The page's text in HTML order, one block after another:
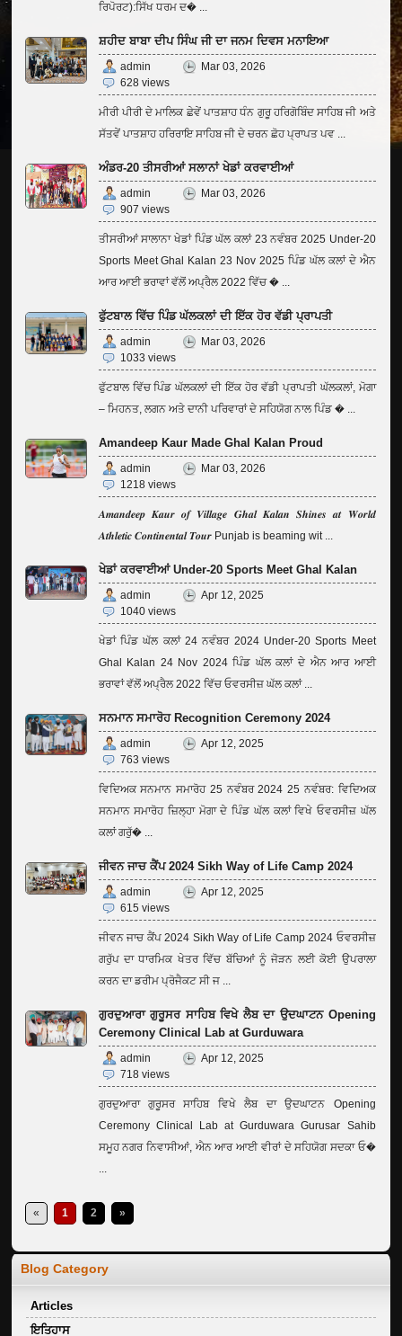
ਰਿਪੋਰਟ):ਸਿੱਖ ਧਰਮ ਦ� ...
ਸ਼ਹੀਦ ਬਾਬਾ ਦੀਪ ਸਿੰਘ ਜੀ ਦਾ ਜਨਮ ਦਿਵਸ ਮਨਾਇਆ
admin
Mar 03, 2026
628 views
ਮੀਰੀ ਪੀਰੀ ਦੇ ਮਾਲਿਕ ਛੇਵੇਂ ਪਾਤਸ਼ਾਹ ਧੰਨ ਗੁਰੂ ਹਰਿਗੋਬਿੰਦ ਸਾਹਿਬ ਜੀ ਅਤੇ
ਸੱਤਵੇਂ ਪਾਤਸ਼ਾਹ ਹਰਿਰਾਇ ਸਾਹਿਬ ਜੀ ਦੇ ਚਰਨ ਛੋਹ ਪ੍ਰਾਪਤ ਪਵ ...
ਅੰਡਰ-20 ਤੀਸਰੀਆਂ ਸਲਾਨਾਂ ਖੇਡਾਂ ਕਰਵਾਈਆਂ
admin
Mar 03, 2026
907 views
ਤੀਸਰੀਆਂ ਸਾਲਾਨਾ ਖੇਡਾਂ ਪਿੰਡ ਘੱਲ ਕਲਾਂ 23 ਨਵੰਬਰ 2025 Under-20
Sports Meet Ghal Kalan 23 Nov 2025 ਪਿੰਡ ਘੱਲ ਕਲਾਂ ਦੇ ਐਨ
ਆਰ ਆਈ ਭਰਾਵਾਂ ਵੱਲੋਂ ਅਪ੍ਰੈਲ 2022 ਵਿੱਚ � ...
ਫੁੱਟਬਾਲ ਵਿੱਚ ਪਿੰਡ ਘੱਲਕਲਾਂ ਦੀ ਇੱਕ ਹੋਰ ਵੱਡੀ ਪ੍ਰਾਪਤੀ
admin
Mar 03, 2026
1033 views
ਫੁੱਟਬਾਲ ਵਿੱਚ ਪਿੰਡ ਘੱਲਕਲਾਂ ਦੀ ਇੱਕ ਹੋਰ ਵੱਡੀ ਪ੍ਰਾਪਤੀ ਘੱਲਕਲਾਂ, ਮੋਗਾ
– ਮਿਹਨਤ, ਲਗਨ ਅਤੇ ਦਾਨੀ ਪਰਿਵਾਰਾਂ ਦੇ ਸਹਿਯੋਗ ਨਾਲ ਪਿੰਡ � ...
Amandeep Kaur Made Ghal Kalan Proud
admin
Mar 03, 2026
1218 views
𝑨𝒎𝒂𝒏𝒅𝒆𝒆𝒑 𝑲𝒂𝒖𝒓 𝒐𝒇 𝑽𝒊𝒍𝒍𝒂𝒈𝒆 𝑮𝒉𝒂𝒍 𝑲𝒂𝒍𝒂𝒏 𝑺𝒉𝒊𝒏𝒆𝒔 𝒂𝒕 𝑾𝒐𝒓𝒍𝒅
𝑨𝒕𝒉𝒍𝒆𝒕𝒊𝒄 𝑪𝒐𝒏𝒕𝒊𝒏𝒆𝒏𝒕𝒂𝒍 𝑻𝒐𝒖𝒓 Punjab is beaming wit ...
ਖੇਡਾਂ ਕਰਵਾਈਆਂ Under-20 Sports Meet Ghal Kalan
admin
Apr 12, 2025
1040 views
ਖੇਡਾਂ ਪਿੰਡ ਘੱਲ ਕਲਾਂ 24 ਨਵੰਬਰ 2024 Under-20 Sports Meet
Ghal Kalan 24 Nov 2024 ਪਿੰਡ ਘੱਲ ਕਲਾਂ ਦੇ ਐਨ ਆਰ ਆਈ
ਭਰਾਵਾਂ ਵੱਲੋਂ ਅਪ੍ਰੈਲ 2022 ਵਿੱਚ ਓਵਰਸੀਜ਼ ਘੱਲ ਕਲਾਂ ...
ਸਨਮਾਨ ਸਮਾਰੋਹ Recognition Ceremony 2024
admin
Apr 12, 2025
763 views
ਵਿਦਿਅਕ ਸਨਮਾਨ ਸਮਾਰੋਹ 25 ਨਵੰਬਰ 2024 25 ਨਵੰਬਰ: ਵਿਦਿਅਕ
ਸਨਮਾਨ ਸਮਾਰੋਹ ਜ਼ਿਲ੍ਹਾ ਮੋਗਾ ਦੇ ਪਿੰਡ ਘੱਲ ਕਲਾਂ ਵਿਖੇ ਓਵਰਸੀਜ਼ ਘੱਲ
ਕਲਾਂ ਗਰੁੱ� ...
ਜੀਵਨ ਜਾਚ ਕੈਂਪ 2024 Sikh Way of Life Camp 2024
admin
Apr 12, 2025
615 views
ਜੀਵਨ ਜਾਚ ਕੈਂਪ 2024 Sikh Way of Life Camp 2024 ਓਵਰਸੀਜ਼
ਗਰੁੱਪ ਦਾ ਧਾਰਮਿਕ ਖੇਤਰ ਵਿੱਚ ਬੱਚਿਆਂ ਨੂੰ ਜੋੜਨ ਲਈ ਕੋਈ ਉਪਰਾਲਾ
ਕਰਨ ਦਾ ਡਰੀਮ ਪ੍ਰੋਜੈਕਟ ਸੀ ਜ ...
ਗੁਰਦੁਆਰਾ ਗੁਰੂਸਰ ਸਾਹਿਬ ਵਿਖੇ ਲੈਬ ਦਾ ਉਦਘਾਟਨ Opening
Ceremony Clinical Lab at Gurduwara
admin
Apr 12, 2025
718 views
ਗੁਰਦੁਆਰਾ ਗੁਰੂਸਰ ਸਾਹਿਬ ਵਿਖੇ ਲੈਬ ਦਾ ਉਦਘਾਟਨ Opening
Ceremony Clinical Lab at Gurduwara Gurusar Sahib
ਸਮੂਹ ਨਗਰ ਨਿਵਾਸੀਆਂ, ਐਨ ਆਰ ਆਈ ਵੀਰਾਂ ਦੇ ਸਹਿਯੋਗ ਸਦਕਾ ਓ�
...
« 1 2 »
Blog Category
Articles
ਇਤਿਹਾਸ